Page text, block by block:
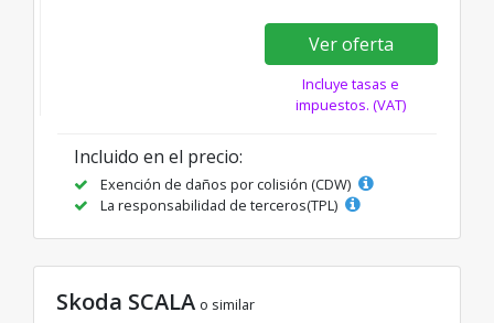
Ver oferta
Incluye tasas e
impuestos. (VAT)
Incluido en el precio:
Exención de daños por colisión (CDW)
La responsabilidad de terceros(TPL)
Skoda SCALA o similar